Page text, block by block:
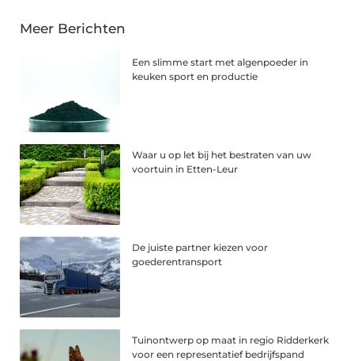
Meer Berichten
Een slimme start met algenpoeder in
keuken sport en productie
Waar u op let bij het bestraten van uw
voortuin in Etten-Leur
De juiste partner kiezen voor
goederentransport
Tuinontwerp op maat in regio Ridderkerk
voor een representatief bedrijfspand